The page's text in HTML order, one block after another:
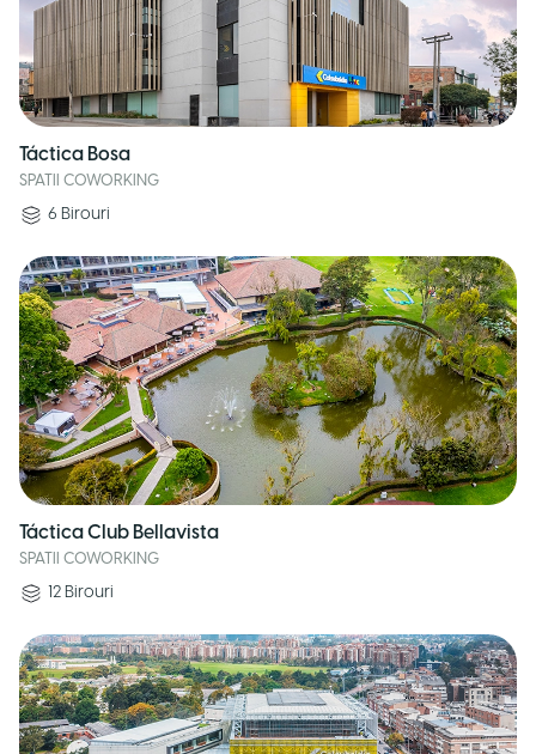
Táctica Bosa
SPATII COWORKING
6 Birouri
Táctica Club Bellavista
SPATII COWORKING
12 Birouri